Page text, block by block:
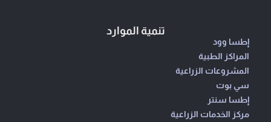
تنمية الموارد
إطسا وود
المراكز الطبية
المشروعات الزراعية
سي بوت
إطسا سنتر
مركز الخدمات الزراعية